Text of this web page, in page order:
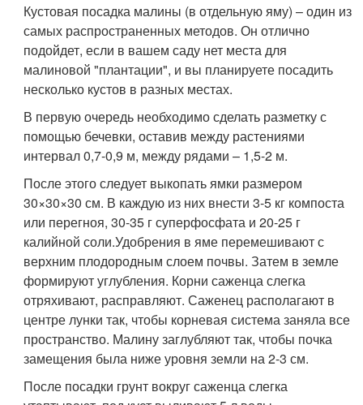
Кустовая посадка малины (в отдельную яму) – один из
самых распространенных методов. Он отлично
подойдет, если в вашем саду нет места для
малиновой "плантации", и вы планируете посадить
несколько кустов в разных местах.
В первую очередь необходимо сделать разметку с
помощью бечевки, оставив между растениями
интервал 0,7-0,9 м, между рядами – 1,5-2 м.
После этого следует выкопать ямки размером
30×30×30 см. В каждую из них внести 3-5 кг компоста
или перегноя, 30-35 г суперфосфата и 20-25 г
калийной соли.Удобрения в яме перемешивают с
верхним плодородным слоем почвы. Затем в земле
формируют углубления. Корни саженца слегка
отряхивают, расправляют. Саженец располагают в
центре лунки так, чтобы корневая система заняла все
пространство. Малину заглубляют так, чтобы почка
замещения была ниже уровня земли на 2-3 см.
После посадки грунт вокруг саженца слегка